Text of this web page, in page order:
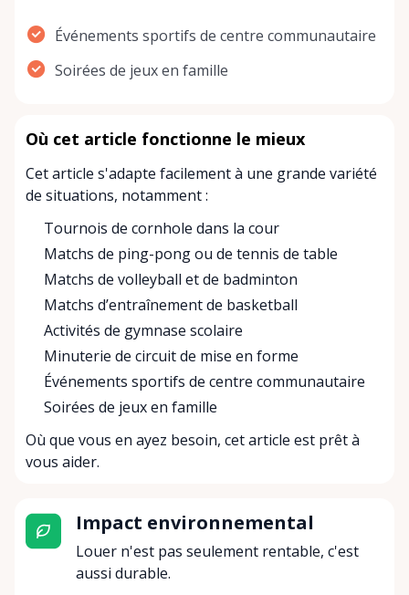
Événements sportifs de centre communautaire
Soirées de jeux en famille
Où cet article fonctionne le mieux
Cet article s'adapte facilement à une grande variété
de situations, notamment :
Tournois de cornhole dans la cour
Matchs de ping-pong ou de tennis de table
Matchs de volleyball et de badminton
Matchs d’entraînement de basketball
Activités de gymnase scolaire
Minuterie de circuit de mise en forme
Événements sportifs de centre communautaire
Soirées de jeux en famille
Où que vous en ayez besoin, cet article est prêt à
vous aider.
Impact environnemental
Louer n'est pas seulement rentable, c'est
aussi durable.